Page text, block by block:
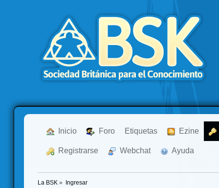
Inicio Foro Etiquetas Ezine
Registrarse Webchat Ayuda
La BSK » Ingresar